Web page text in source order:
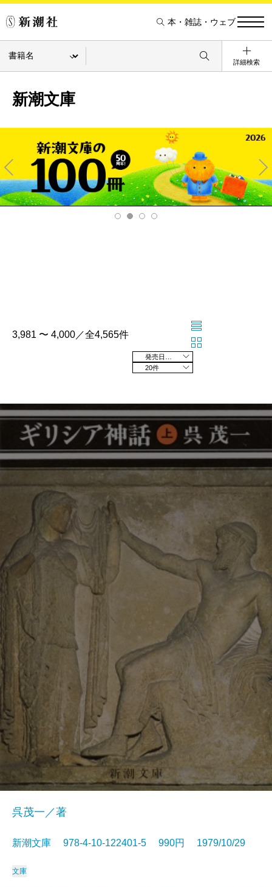
本・雑誌・ウェブ
詳細検索
新潮文庫
Pre
v
Ne
xt
3,981 〜 4,000／全4,565件
20件
呉茂一／著
新潮文庫 978-4-10-122401-5 990円 1979/10/29
文庫